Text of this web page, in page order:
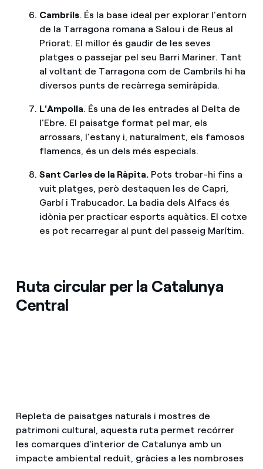
Cambrils. És la base ideal per explorar l'entorn
de la Tarragona romana a Salou i de Reus al
Priorat. El millor és gaudir de les seves
platges o passejar pel seu Barri Mariner. Tant
al voltant de Tarragona com de Cambrils hi ha
diversos punts de recàrrega semiràpida.
L'Ampolla. És una de les entrades al Delta de
l'Ebre. El paisatge format pel mar, els
arrossars, l'estany i, naturalment, els famosos
flamencs, és un dels més especials.
Sant Carles de la Ràpita.Pots trobar-hi fins a
vuit platges, però destaquen les de Capri,
Garbí i Trabucador. La badia dels Alfacs és
idònia per practicar esports aquàtics. El cotxe
es pot recarregar al punt del passeig Marítim.
Ruta circular per la Catalunya
Central
Repleta de paisatges naturals i mostres de
patrimoni cultural, aquesta ruta permet recórrer
les comarques d'interior de Catalunya amb un
impacte ambiental reduït, gràcies a les nombroses